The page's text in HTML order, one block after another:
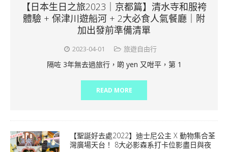
【日本生日之旅2023｜京都篇】清水寺和服袴
體驗 + 保津川遊船河 + 2大必食人氣餐廳｜附
加出發前準備清單
2023-04-01 旅遊自由行
隔咗 3年無去過旅行，啲 yen 又咁平，第 1
READ MORE
【聖誕好去處2022】迪士尼公主 X 動物集合荃
灣廣場天台！ 8大必影森系打卡位影盡日與夜